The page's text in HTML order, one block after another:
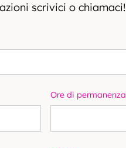
scrivici o chiamaci!
Ore di permanenza